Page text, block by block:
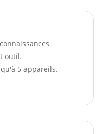
outil.
5 appareils.